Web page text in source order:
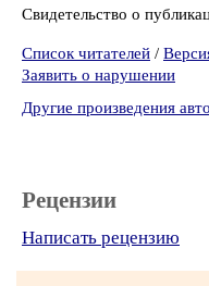
Свидетельство о
Список читателей /
Заявить о нарушении
Другие произведения
Рецензии
Написать рецензию